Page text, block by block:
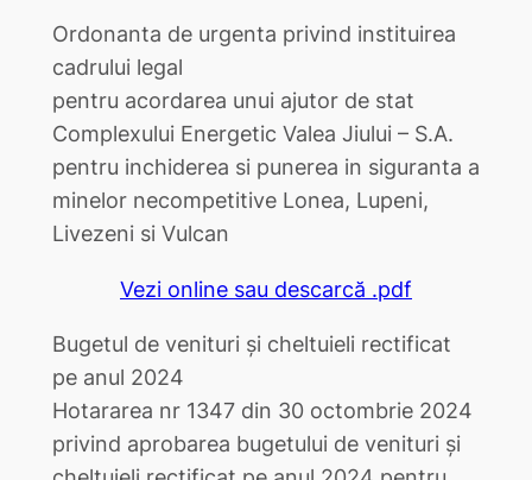
Ordonanta de urgenta privind instituirea
cadrului legal
pentru acordarea unui ajutor de stat
Complexului Energetic Valea Jiului – S.A.
pentru inchiderea si punerea in siguranta a
minelor necompetitive Lonea, Lupeni,
Livezeni si Vulcan
Vezi online sau descarcă .pdf
Bugetul de venituri și cheltuieli rectificat
pe anul 2024
Hotararea nr 1347 din 30 octombrie 2024
privind aprobarea bugetului de venituri şi